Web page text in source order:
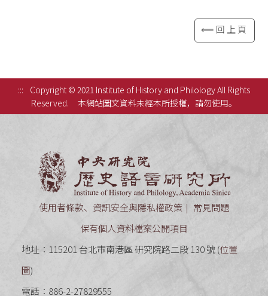
⟸回上頁
:::
Copyright © 2021 Institute of History and Philology All Rights
Reserved.
本網站圖文資料未經本所授權，請勿使用。
使用者條款、資訊安全與隱私權政策
常見問題
保有個人資料檔案公開項目
地址：115201 台北市南港區 研究院路二段 130 號 (位置
圖)
電話：886-2-27829555